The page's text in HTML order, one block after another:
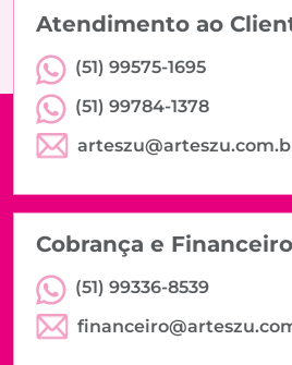
Atendimento ao
(51) 99575-1695
(51) 99784-1378
Cobrança e
(51) 99336-8539